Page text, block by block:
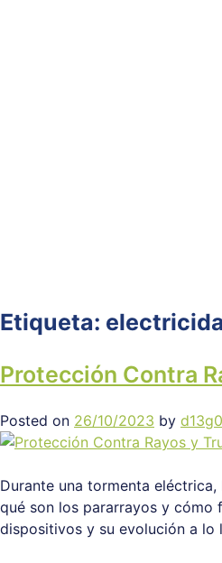
Etiqueta:
Protección Contra
Posted on 26/10/2023 by
Durante una tormenta
qué son los pararrayos y cómo
dispositivos y su evolución a lo